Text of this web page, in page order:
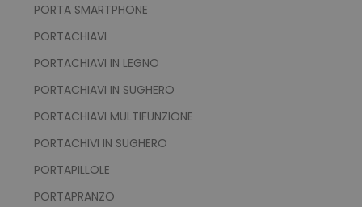
PORTA SMARTPHONE
PORTACHIAVI
PORTACHIAVI IN LEGNO
PORTACHIAVI IN SUGHERO
PORTACHIAVI MULTIFUNZIONE
PORTACHIVI IN SUGHERO
PORTAPILLOLE
PORTAPRANZO